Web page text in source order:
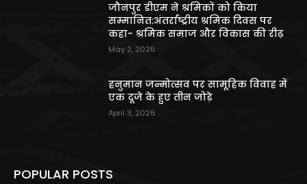
जौनपुर डीएम ने श्रमिकों को किया
सम्मानित:अंतर्राष्ट्रीय श्रमिक दिवस पर
कहा- श्रमिक समाज और विकास की रीढ़
May 2, 2026
हनुमान जन्मोत्सव पर सामूहिक विवाह में
एक दूजे के हुए तीन जोड़े
April 3, 2026
POPULAR POSTS